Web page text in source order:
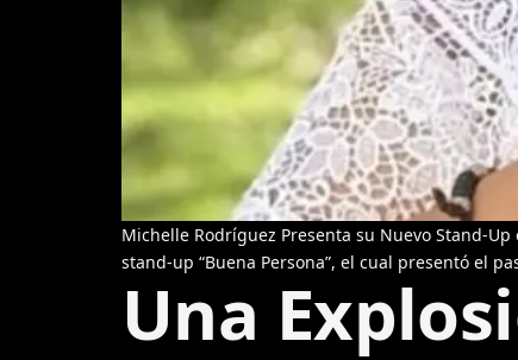
Michelle Rodríguez Presenta su Nuevo Stand-
stand-up “Buena Persona”, el cual presentó el
Una